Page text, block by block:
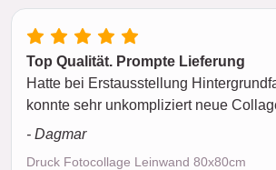
Top Qualität. Prompte Lieferung
Hatte bei Erstausstellung
konnte sehr unkompliziert neue
- Dagmar
Druck Fotocollage Leinwand 80x80cm